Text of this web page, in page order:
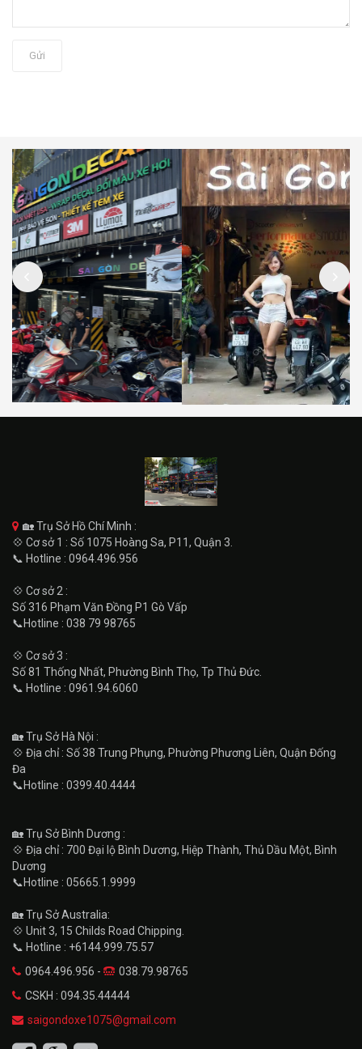
Gửi
🏡 Trụ Sở Hồ Chí Minh :
💠 Cơ sở 1 : Số 1075 Hoàng Sa, P11, Quận 3.
📞 Hotline : 0964.496.956
💠 Cơ sở 2 :
Số 316 Phạm Văn Đồng P1 Gò Vấp
📞Hotline : 038 79 98765
💠 Cơ sở 3 :
Số 81 Thống Nhất, Phường Bình Thọ, Tp Thủ Đức.
📞 Hotline : 0961.94.6060
🏡 Trụ Sở Hà Nội :
💠 Địa chỉ : Số 38 Trung Phụng, Phường Phương Liên, Quận Đống
Đa
📞Hotline : 0399.40.4444
🏡 Trụ Sở Bình Dương :
💠 Địa chỉ : 700 Đại lộ Bình Dương, Hiệp Thành, Thủ Dầu Một, Bình
Dương
📞Hotline : 05665.1.9999
🏡 Trụ Sở Australia:
💠 Unit 3, 15 Childs Road Chipping.
📞 Hotline : +6144.999.75.57
0964.496.956 -
038.79.98765
CSKH : 094.35.44444
saigondoxe1075@gmail.com